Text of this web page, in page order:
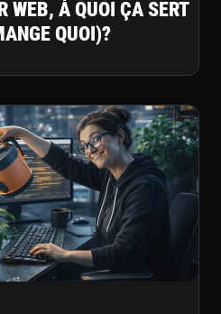
WEB, À QUOI ÇA SERT
QUOI)?